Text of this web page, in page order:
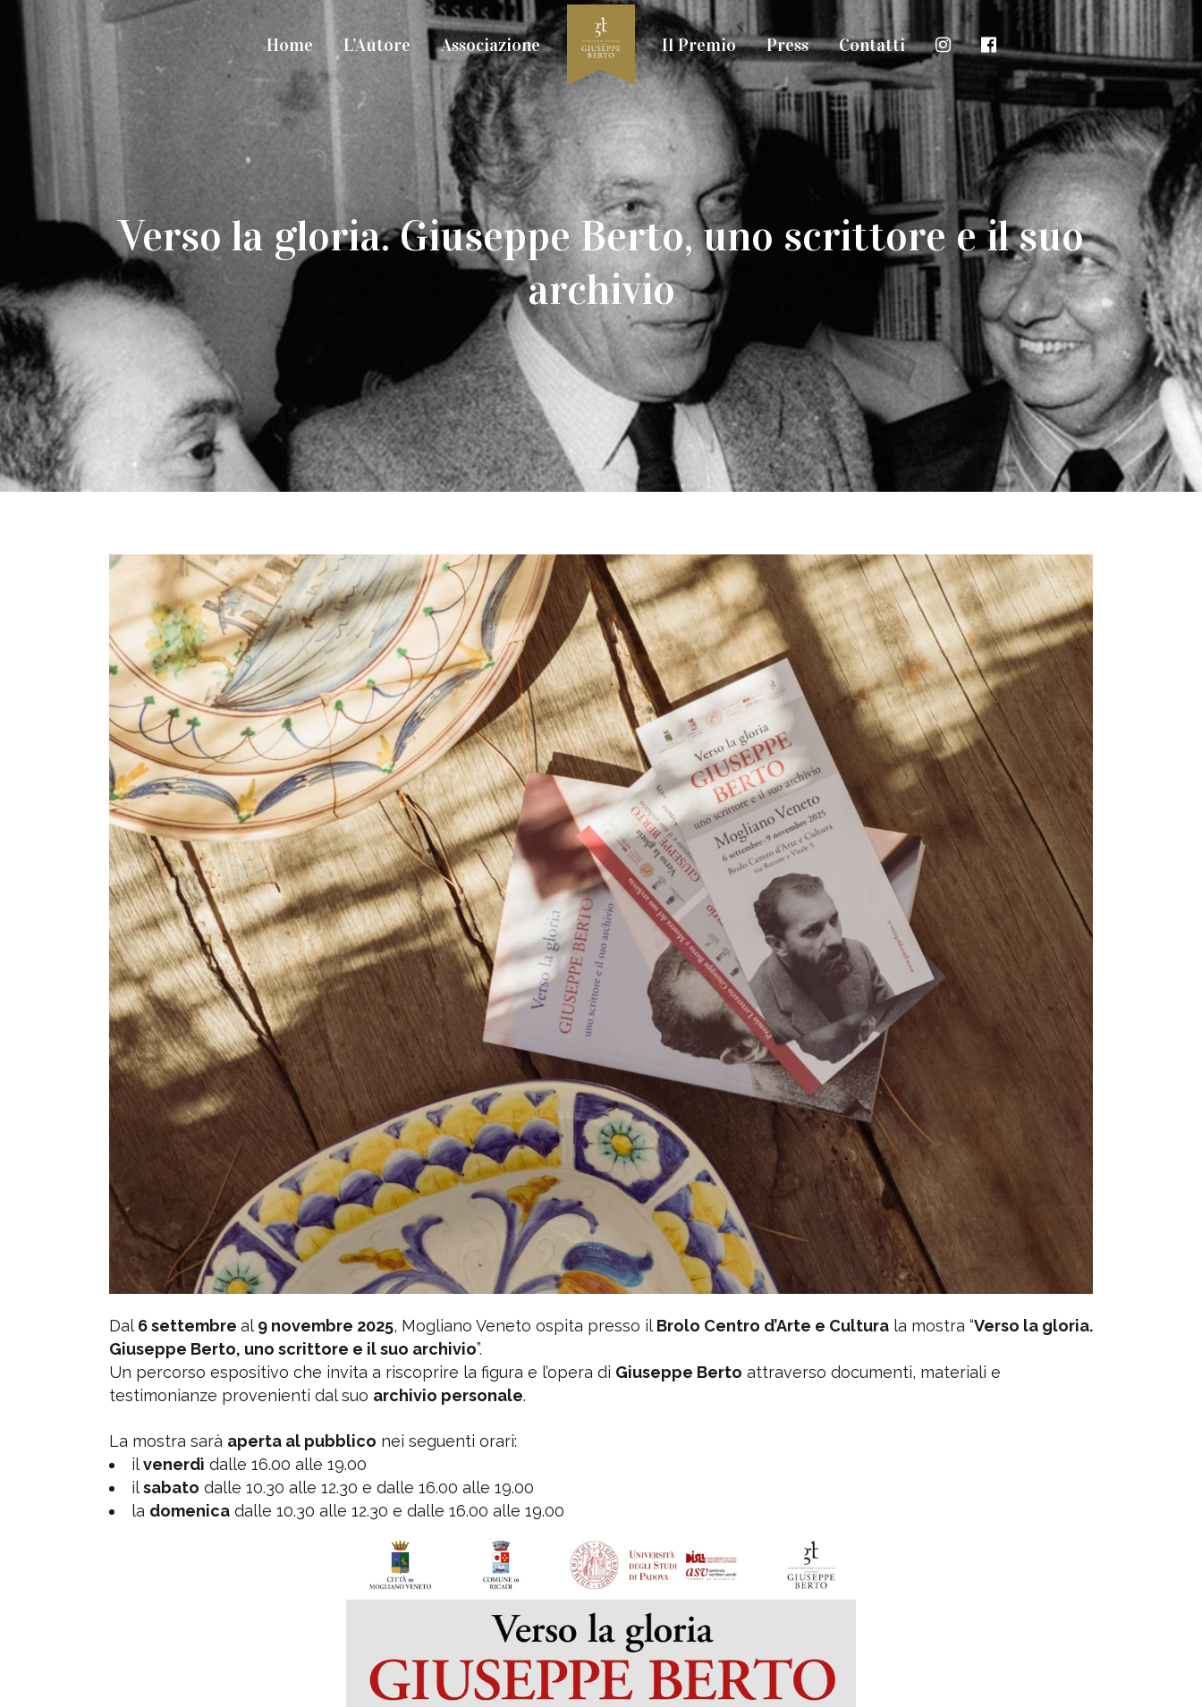
Home L’Autore Associazione Il Premio Press Contatti
Verso la gloria. Giuseppe Berto, uno scrittore e il suo
archivio
Dal 6 settembre al 9 novembre 2025, Mogliano Veneto ospita presso il Brolo Centro d’Arte e Cultura la mostra “Verso la gloria.
Giuseppe Berto, uno scrittore e il suo archivio”.
Un percorso espositivo che invita a riscoprire la figura e l’opera di Giuseppe Berto attraverso documenti, materiali e
testimonianze provenienti dal suo archivio personale.
La mostra sarà aperta al pubblico nei seguenti orari:
ilvenerdì dalle 16.00 alle 19.00
ilsabato dalle 10.30 alle 12.30 e dalle 16.00 alle 19.00
la domenica dalle 10.30 alle 12.30 e dalle 16.00 alle 19.00